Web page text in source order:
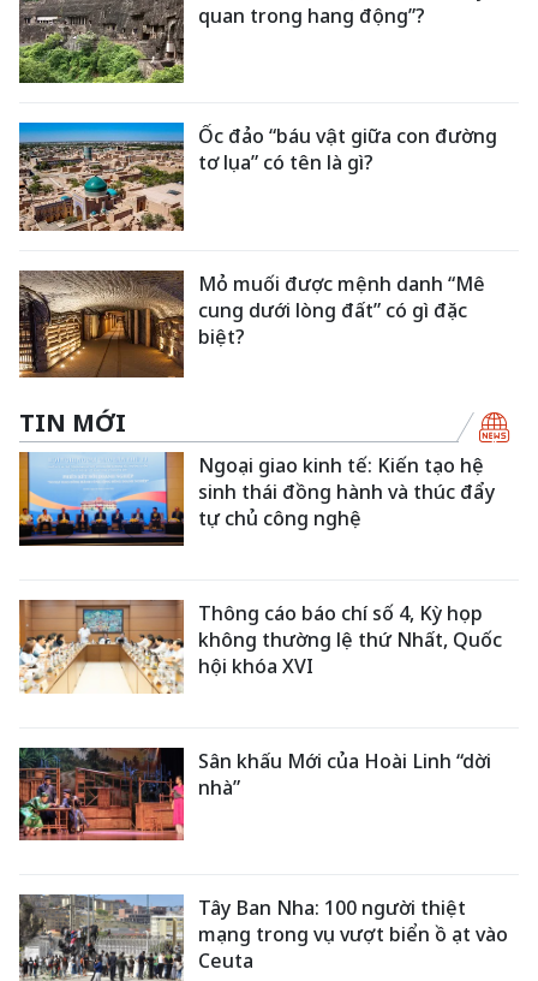
quan trong hang động”?
Ốc đảo “báu vật giữa con đường
tơ lụa” có tên là gì?
Mỏ muối được mệnh danh “Mê
cung dưới lòng đất” có gì đặc
biệt?
TIN MỚI
Ngoại giao kinh tế: Kiến tạo hệ
sinh thái đồng hành và thúc đẩy
tự chủ công nghệ
Thông cáo báo chí số 4, Kỳ họp
không thường lệ thứ Nhất, Quốc
hội khóa XVI
Sân khấu Mới của Hoài Linh “dời
nhà”
Tây Ban Nha: 100 người thiệt
mạng trong vụ vượt biển ồ ạt vào
Ceuta